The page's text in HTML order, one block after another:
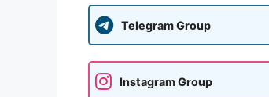
Telegram Group
Instagram Group